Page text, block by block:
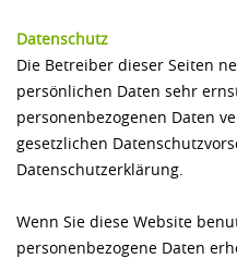
Datenschutz
Die Betreiber dieser Seiten
persönlichen Daten sehr
personenbezogenen Daten
gesetzlichen
Datenschutzerklärung.
Wenn Sie diese Website
personenbezogene Daten